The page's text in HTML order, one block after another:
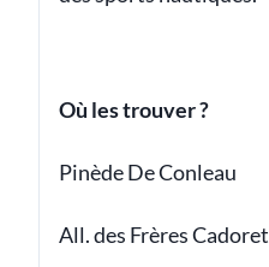
Où les trouver ?
Pinède De Conleau
All. des Frères Cadoret